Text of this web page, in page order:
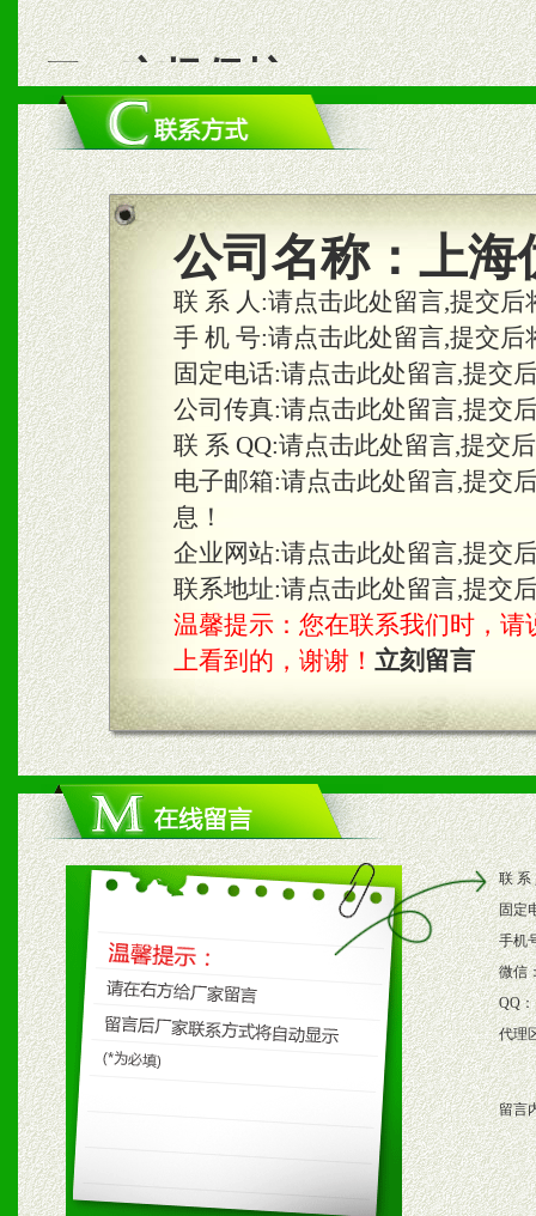
二、市场保护
1、统一市场价格；建立全
商利润。
2、区域独家经营；建立区
合作关系。
三、物料及媒体
1、免费提供体验及宣传彩
2、不定期在各大知名网站
知名度和影响力。
3、根据地方实际情况提供
具。
四、市场操作及支持
1、根据区域市场协助制定
2、根据具体情况公司给予
3、根据市场需要，派驻区
保产品顺利销售。
4、根据市场情况公司给予
购支持。
五、退换货制度
公司名称： 上海
联 系 人:请点击此处留言,提交
手 机 号:请点击此处留言,提交
固定电话:请点击此处留言,提交
公司传真:请点击此处留言,提交
联 系 QQ:请点击此处留言,提交
电子邮箱:请点击此处留言,提交
息！
企业网站:请点击此处留言,提交
联系地址:请点击此处留言,提交
温馨提示：您在联系我们时，请
上看到的，谢谢！ 立刻留言
联 系
固定
手机
微信
QQ：
代理
留言